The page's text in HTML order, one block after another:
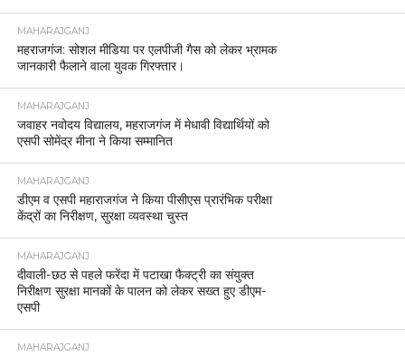
MAHARAJGANJ
महराजगंज: सोशल मीडिया पर एलपीजी गैस को लेकर भ्रामक
जानकारी फैलाने वाला युवक गिरफ्तार।
MAHARAJGANJ
जवाहर नवोदय विद्यालय, महराजगंज में मेधावी विद्यार्थियों को
एसपी सोमेंद्र मीना ने किया सम्मानित
MAHARAJGANJ
डीएम व एसपी महाराजगंज ने किया पीसीएस प्रारंभिक परीक्षा
केंद्रों का निरीक्षण, सुरक्षा व्यवस्था चुस्त
MAHARAJGANJ
दीवाली-छठ से पहले फरेंदा में पटाखा फैक्ट्री का संयुक्त
निरीक्षण सुरक्षा मानकों के पालन को लेकर सख्त हुए डीएम-
एसपी
MAHARAJGANJ